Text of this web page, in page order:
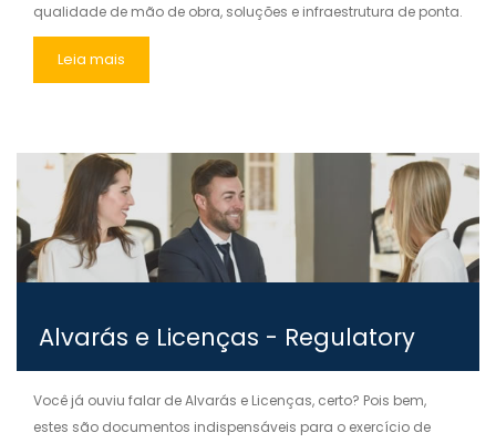
qualidade de mão de obra, soluções e infraestrutura de ponta.
Leia mais
Alvarás e Licenças - Regulatory
Você já ouviu falar de Alvarás e Licenças, certo? Pois bem,
estes são documentos indispensáveis para o exercício de